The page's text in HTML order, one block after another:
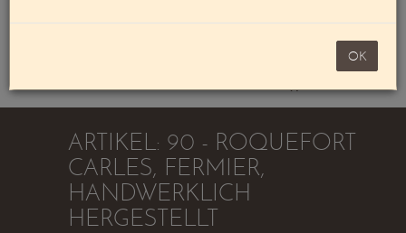
noch 100,00 €
Warenkorb
OK
ARTIKEL: 90 - ROQUEFORT
CARLES, FERMIER,
HANDWERKLICH
HERGESTELLT